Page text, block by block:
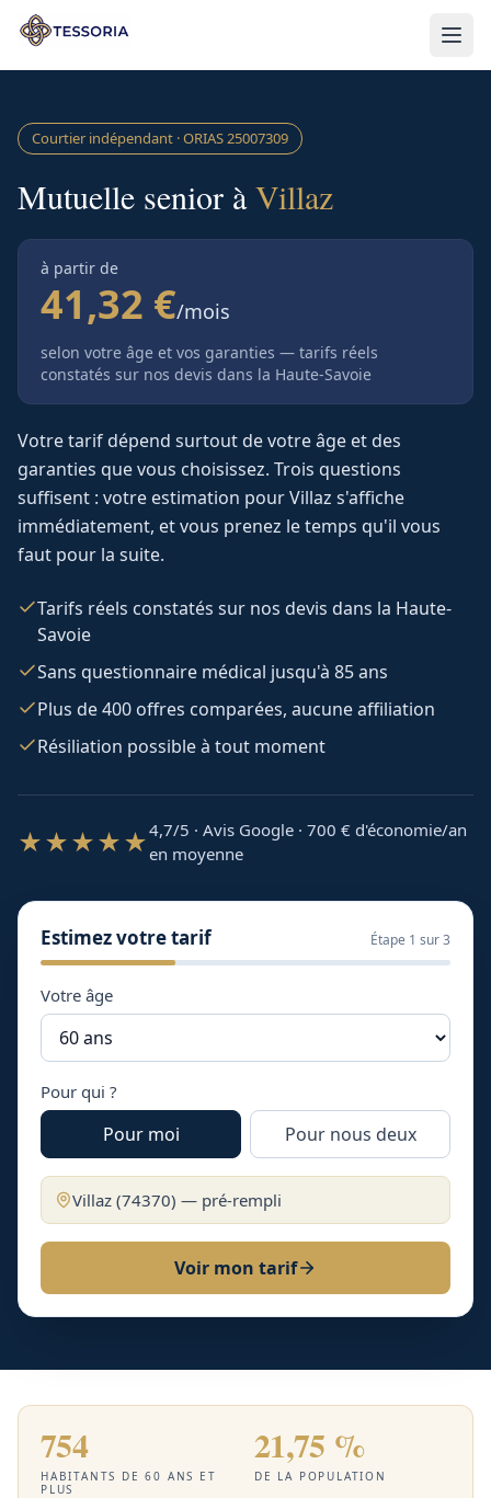
Aller au contenu principal
Courtier indépendant · ORIAS25007309
Mutuelle senior àVillaz
à partir de
41,32 €/mois
selon votre âge et vos garanties — tarifs réels
constatés sur nos devis dans la Haute-Savoie
Votre tarif dépend surtout de votre âge et des
garanties que vous choisissez. Trois questions
suffisent : votre estimation pourVillaz s'affiche
immédiatement, et vous prenez le temps qu'il vous
faut pour la suite.
Tarifs réels constatés sur nos devis dans la Haute-
Savoie
Sans questionnaire médical jusqu'à 85 ans
Plus de 400 offres comparées, aucune affiliation
Résiliation possible à tout moment
★★★★★4,7/5 · Avis Google · 700 € d'économie/an
en moyenne
Estimez votre tarif Étape 1 sur 3
Votre âge
Pour qui ?
Pour moi Pour nous deux
Villaz (74370) — pré-rempli
Voir mon tarif
754
HABITANTS DE 60 ANS ET
PLUS
21,75 %
DE LA POPULATION